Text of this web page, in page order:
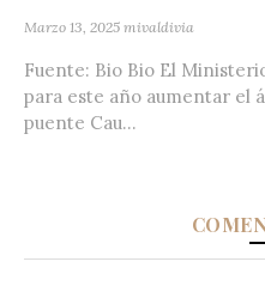
Marzo 13, 2025 mivaldivia
Fuente: Bio Bio El
para este año aumentar el
puente Cau...